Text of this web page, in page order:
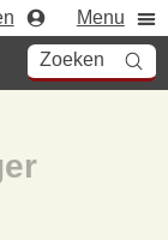
Menu
Zoeken